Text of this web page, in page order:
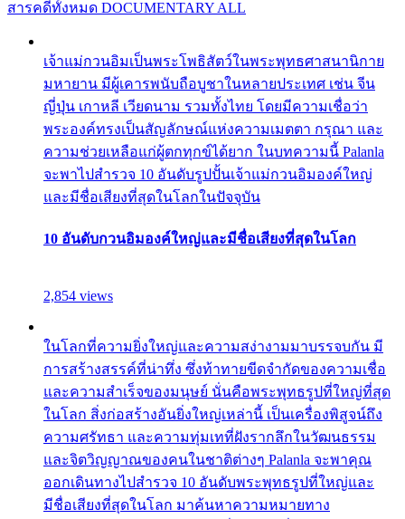
สารคดีทั้งหมด DOCUMENTARY ALL
เจ้าแม่กวนอิมเป็นพระโพธิสัตว์ในพระพุทธศาสนานิกาย
มหายาน มีผู้เคารพนับถือบูชาในหลายประเทศ เช่น จีน
ญี่ปุ่น เกาหลี เวียดนาม รวมทั้งไทย โดยมีความเชื่อว่า
พระองค์ทรงเป็นสัญลักษณ์แห่งความเมตตา กรุณา และ
ความช่วยเหลือแก่ผู้ตกทุกข์ได้ยาก ในบทความนี้ Palanla
จะพาไปสำรวจ 10 อันดับรูปปั้นเจ้าแม่กวนอิมองค์ใหญ่
และมีชื่อเสียงที่สุดในโลกในปัจจุบัน
10 อันดับกวนอิมองค์ใหญ่และมีชื่อเสียงที่สุดในโลก
2,854 views
ในโลกที่ความยิ่งใหญ่และความสง่างามมาบรรจบกัน มี
การสร้างสรรค์ที่น่าทึ่ง ซึ่งท้าทายขีดจำกัดของความเชื่อ
และความสำเร็จของมนุษย์ นั่นคือพระพุทธรูปที่ใหญ่ที่สุด
ในโลก สิ่งก่อสร้างอันยิ่งใหญ่เหล่านี้ เป็นเครื่องพิสูจน์ถึง
ความศรัทธา และความทุ่มเทที่ฝังรากลึกในวัฒนธรรม
และจิตวิญญาณของคนในชาติต่างๆ Palanla จะพาคุณ
ออกเดินทางไปสำรวจ 10 อันดับพระพุทธรูปที่ใหญ่และ
มีชื่อเสียงที่สุดในโลก มาค้นหาความหมายทาง